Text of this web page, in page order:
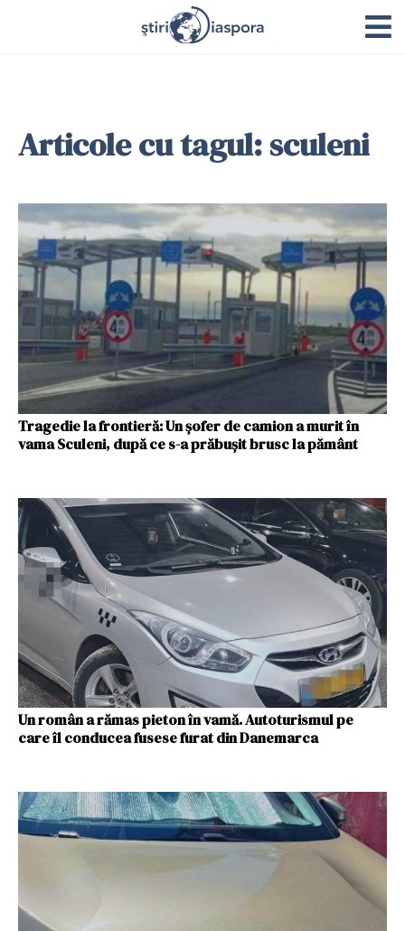
Articole cu tagul: sculeni
Tragedie la frontieră: Un șofer de camion a murit în
vama Sculeni, după ce s-a prăbușit brusc la pământ
Un român a rămas pieton în vamă. Autoturismul pe
care îl conducea fusese furat din Danemarca